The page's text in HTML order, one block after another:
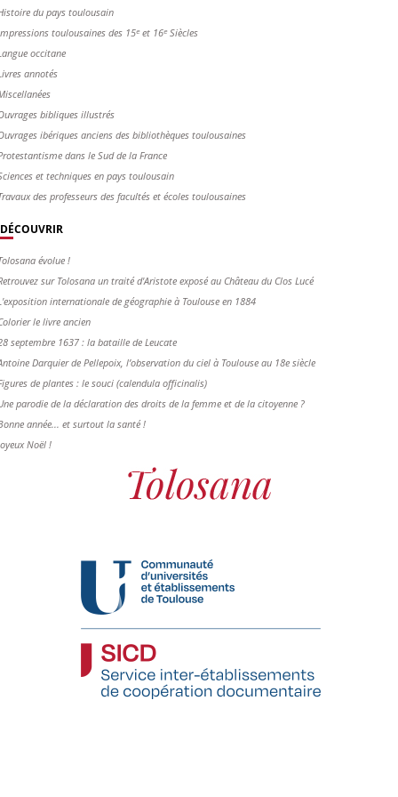
du pays toulousain
toulousaines des 15ᵉ et 16ᵉ Siècles
occitane
annotés
bibliques illustrés
ibériques anciens des bibliothèques toulousaines
dans le Sud de la France
et techniques en pays toulousain
des professeurs des facultés et écoles toulousaines
DÉCOUVRIR
évolue !
sur Tolosana un traité d'Aristote exposé au Château du Clos Lucé
internationale de géographie à Toulouse en 1884
le livre ancien
septembre 1637 : la bataille de Leucate
Darquier de Pellepoix, l’observation du ciel à Toulouse au 18e siècle
de plantes : le souci (calendula officinalis)
parodie de la déclaration des droits de la femme et de la citoyenne ?
année... et surtout la santé !
Noël !